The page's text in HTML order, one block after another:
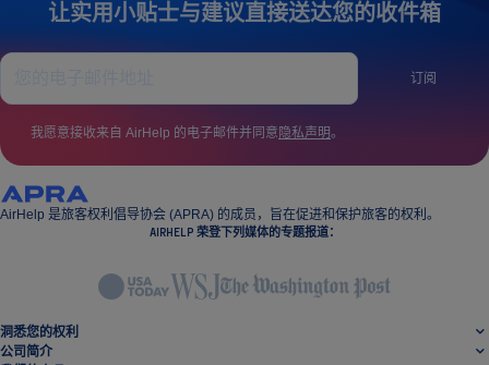
让实用小贴士与建议直接送达您的收件箱
订阅
我愿意接收来自 AirHelp 的电子邮件并同意 隐私声明。
AirHelp 是旅客权利倡导协会 (APRA) 的成员，旨在促进和保护旅客的权利。
AIRHELP 荣登下列媒体的专题报道：
洞悉您的权利
公司简介